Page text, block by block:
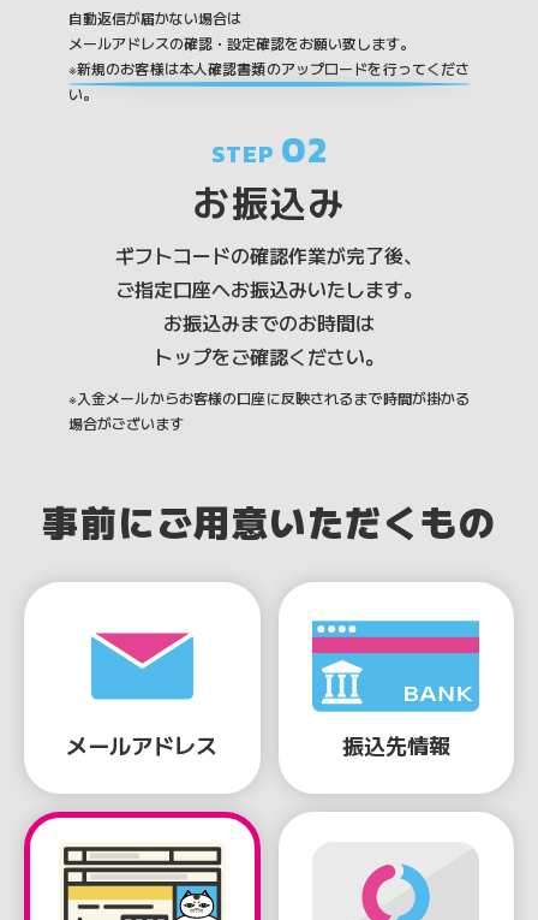
自動返信が届かない場合は
メールアドレスの確認・設定確認をお願い致します。
※新規のお客様は本人確認書類のアップロードを行ってくださ
い。
STEP 02
お振込み
ギフトコードの確認作業が完了後、
ご指定口座へお振込みいたします。
お振込みまでのお時間は
トップをご確認ください。
※入金メールからお客様の口座に反映されるまで時間が掛かる
場合がございます
事前にご用意いただくもの
メールアドレス 振込先情報